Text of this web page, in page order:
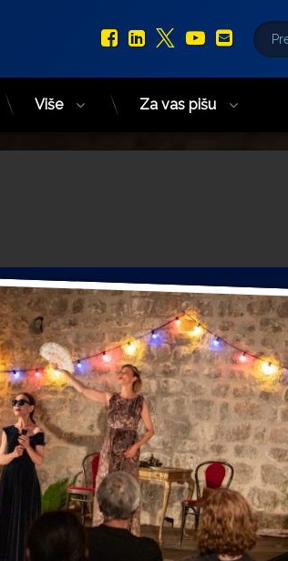
Facebook
LinkedIn
X.com
YouTube
E-mail
Više Za vas pišu